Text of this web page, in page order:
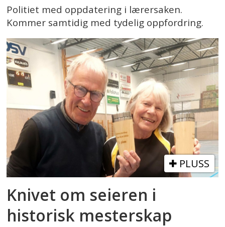
Politiet med oppdatering i lærersaken.
Kommer samtidig med tydelig oppfordring.
PLUSS
Knivet om seieren i
historisk mesterskap